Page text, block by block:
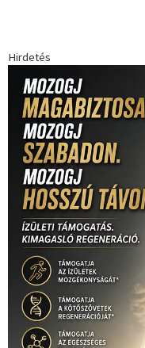
Hirdetés